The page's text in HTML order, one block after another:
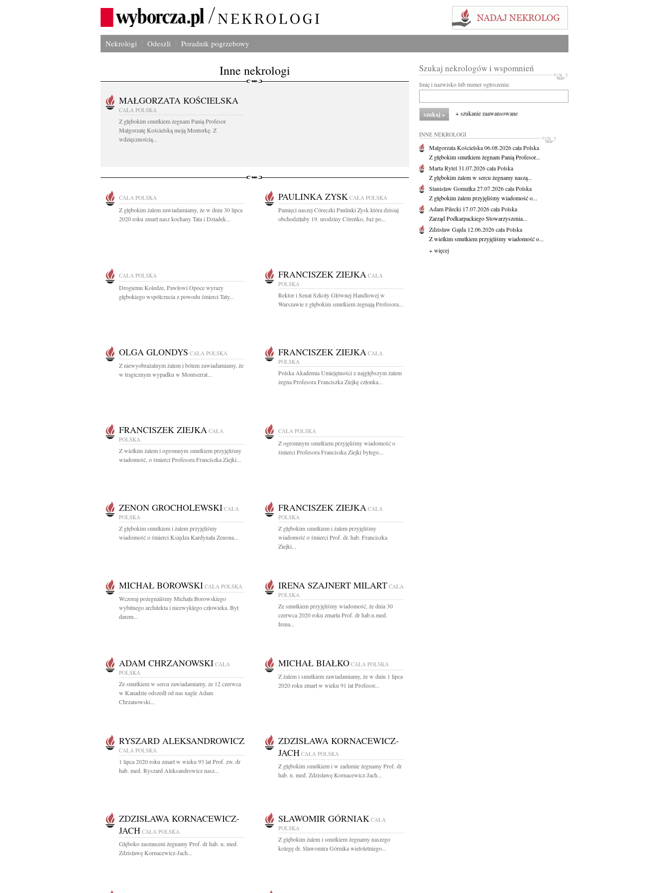
Nekrologi Odeszli Poradnik pogrzebowy
Inne nekrologi
MAŁGORZATA KOŚCIELSKA
CAŁA POLSKA
Z głębokim smutkiem żegnam Panią Profesor
Małgorzatę Kościelską moją Mentorkę. Z
wdzięcznością...
CAŁA POLSKA
Z głębokim żalem zawiadamiamy, że w dniu 30 lipca
2020 roku zmarł nasz kochany Tata i Dziadek...
PAULINKA ZYSK CAŁA POLSKA
Pamięci naszej Córeczki Paulinki Zysk która dzisiaj
obchodziłaby 19. urodziny Córeńko, Już po...
CAŁA POLSKA
Drogiemu Koledze, Pawłowi Opoce wyrazy
głębokiego współczucia z powodu śmierci Taty...
FRANCISZEK ZIEJKA CAŁA
POLSKA
Rektor i Senat Szkoły Głównej Handlowej w
Warszawie z głębokim smutkiem żegnają Profesora...
OLGA GLONDYS CAŁA POLSKA
Z niewyobrażalnym żalem i bólem zawiadamiamy, że
w tragicznym wypadku w Montserrat...
FRANCISZEK ZIEJKA CAŁA
POLSKA
Polska Akademia Umiejętności z najgłębszym żalem
żegna Profesora Franciszka Ziejkę członka...
FRANCISZEK ZIEJKA CAŁA
POLSKA
Z wielkim żalem i ogromnym smutkiem przyjęliśmy
wiadomość, o śmierci Profesora Franciszka Ziejki...
CAŁA POLSKA
Z ogromnym smutkiem przyjęliśmy wiadomość o
śmierci Profesora Franciszka Ziejki byłego...
ZENON GROCHOLEWSKI CAŁA
POLSKA
Z głębokim smutkiem i żalem przyjęliśmy
wiadomość o śmierci Księdza Kardynała Zenona...
FRANCISZEK ZIEJKA CAŁA
POLSKA
Z głębokim smutkiem i żalem przyjęliśmy
wiadomość o śmierci Prof. dr. hab. Franciszka
Ziejki...
MICHAŁ BOROWSKI CAŁA POLSKA
Wczoraj pożegnaliśmy Michała Borowskiego
wybitnego architekta i niezwykłego człowieka. Był
darem...
IRENA SZAJNERT MILART CAŁA
POLSKA
Ze smutkiem przyjęliśmy wiadomość, że dnia 30
czerwca 2020 roku zmarła Prof. dr hab.n.med.
Irena...
ADAM CHRZANOWSKI CAŁA
POLSKA
Ze smutkiem w sercu zawiadamiamy, że 12 czerwca
w Kanadzie odszedł od nas nagle Adam
Chrzanowski...
MICHAŁ BIAŁKO CAŁA POLSKA
Z żalem i smutkiem zawiadamiamy, że w dniu 1 lipca
2020 roku zmarł w wieku 91 lat Profesor...
RYSZARD ALEKSANDROWICZ
CAŁA POLSKA
1 lipca 2020 roku zmarł w wieku 93 lat Prof. zw. dr
hab. med. Ryszard Aleksandrowicz nasz...
ZDZISŁAWA KORNACEWICZ-
JACH CAŁA POLSKA
Z głębokim smutkiem i w zadumie żegnamy Prof. dr
hab. n. med. Zdzisławę Kornacewicz-Jach...
ZDZISŁAWA KORNACEWICZ-
JACH CAŁA POLSKA
Głęboko zasmuceni żegnamy Prof. dr hab. n. med.
Zdzisławę Kornacewicz-Jach...
SŁAWOMIR GÓRNIAK CAŁA
POLSKA
Z glębokim żalem i smutkiem żegnamy naszego
kolegę dr. Sławomira Górnika wieloletniego...
Szukaj nekrologów i wspomnień
Imię i nazwisko lub numer ogłoszenia:
+ szukanie zaawansowane
INNE NEKROLOGI
Małgorzata Kościelska06.08.2026cała Polska
Z głębokim smutkiem żegnam Panią Profesor...
Marta Rytel31.07.2026cała Polska
Z głębokim żalem w sercu żegnamy naszą...
Stanisław Gomułka27.07.2026cała Polska
Z głębokim żalem przyjęliśmy wiadomość o...
Adam Pilecki 17.07.2026cała Polska
Zarząd Podkarpackiego Stowarzyszenia...
Zdzisław Gajda 12.06.2026cała Polska
Z wielkim smutkiem przyjęliśmy wiadomość o...
+ więcej